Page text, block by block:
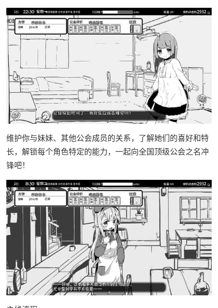
维护你与妹妹、其他公会成员的关系，了解她们的喜好和特
长，解锁每个角色特定的能力，一起向全国顶级公会之名冲
锋吧！